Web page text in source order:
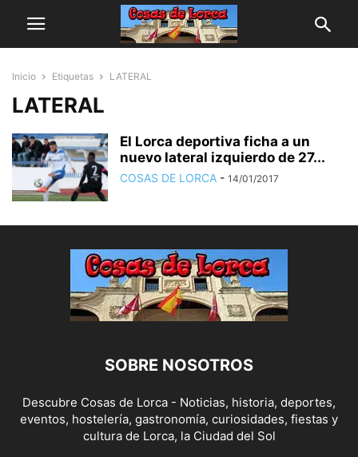
Inicio Etiquetas LATERAL
LATERAL
El Lorca deportiva ficha a un
nuevo lateral izquierdo de 27...
COSAS DE LORCA - 14/01/2017
SOBRE NOSOTROS
Descubre Cosas de Lorca - Noticias, historia, deportes,
eventos, hostelería, gastronomía, curiosidades, fiestas y
cultura de Lorca, la Ciudad del Sol